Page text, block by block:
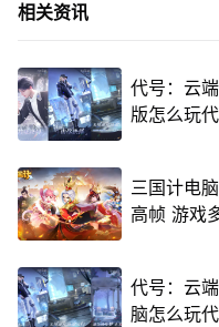
相关资讯
代号：云
版怎么玩
三国计电
高帧 游戏
代号：云
脑怎么玩